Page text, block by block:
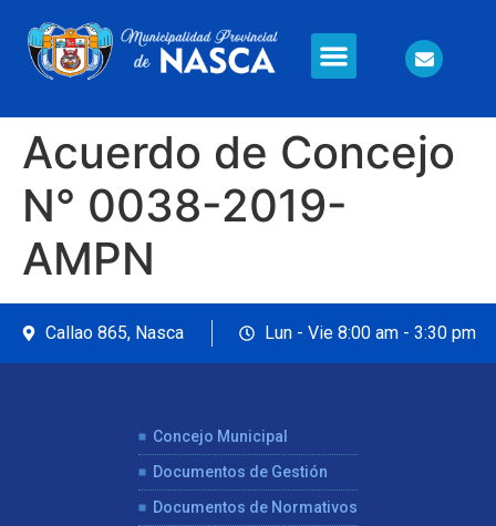
Acuerdo de Concejo
N° 0038-2019-
AMPN
Callao 865, Nasca Lun - Vie 8:00 am - 3:30 pm
Concejo Municipal
Documentos de Gestión
Documentos de Normativos